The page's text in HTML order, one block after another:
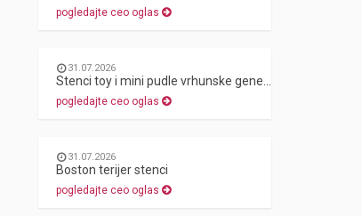
pogledajte ceo oglas
31.07.2026
pogledajte ceo oglas
31.07.2026
Boston terijer stenci
pogledajte ceo oglas